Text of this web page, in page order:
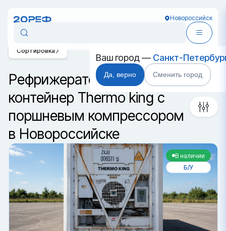
Новороссийск
Ваш город — Санкт-
Да, верно Сменить город
Рефрижераторный
контейнер Thermo king с
поршневым компрессором
в Новороссийске
Сортировка
В наличии
Б/У